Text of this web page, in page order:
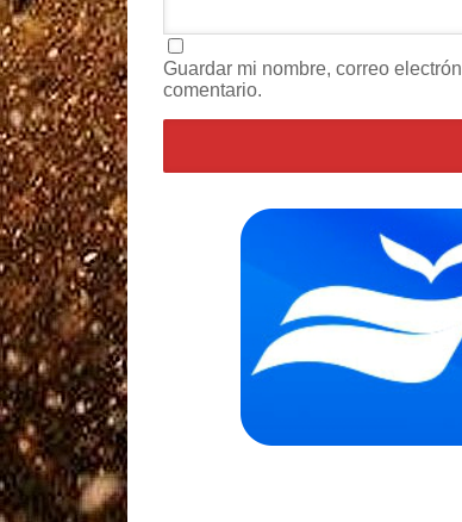
Guardar mi nombre, correo
comentario.